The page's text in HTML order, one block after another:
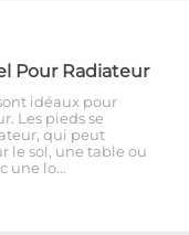
Pour Radiateur
idéaux pour
Les pieds se
qui peut
le sol, une table ou
une lo…